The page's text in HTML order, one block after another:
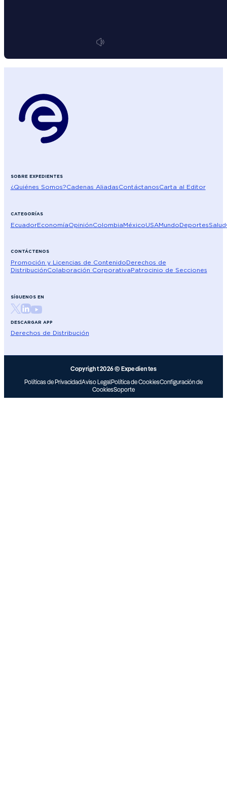
SOBRE EXPEDIENTES
¿Quiénes Somos?Cadenas AliadasContáctanosCarta al Editor
CATEGORÍAS
EcuadorEconomíaOpiniónColombiaMéxicoUSAMundoDeportesSalud
CONTÁCTENOS
Promoción y Licencias de ContenidoDerechos de
DistribuciónColaboración CorporativaPatrocinio de Secciones
SÍGUENOS EN
DESCARGAR APP
Derechos de Distribución
Copyright 2026 © Expedientes
Políticas de PrivacidadAviso LegalPolítica de CookiesConfiguración de
CookiesSoporte